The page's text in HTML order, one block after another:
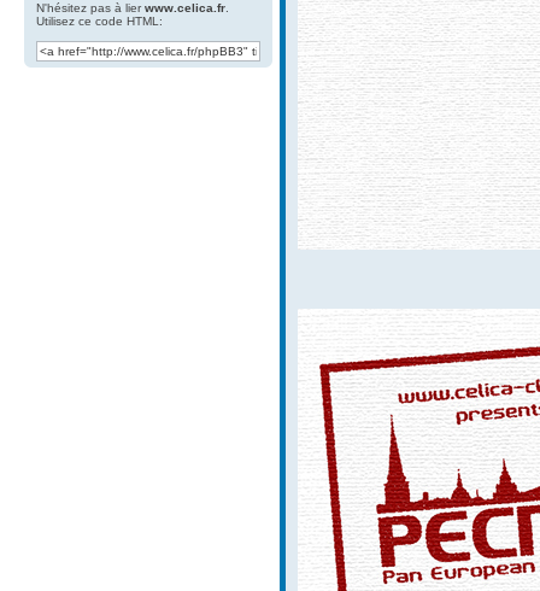
N'hésitez pas à lierwww.celica.fr
Utilisez ce code HTML: